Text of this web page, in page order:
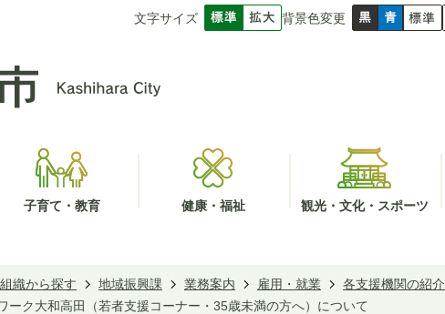
文字サイズ 背景色変更
子育て・教育 健康・福祉 観光・文化・スポーツ
組織から探す 地域振興課 業務案内 雇用・就業
各支援機関の紹介
ーク大和高田（若者支援コーナー・35歳未満の方へ）について